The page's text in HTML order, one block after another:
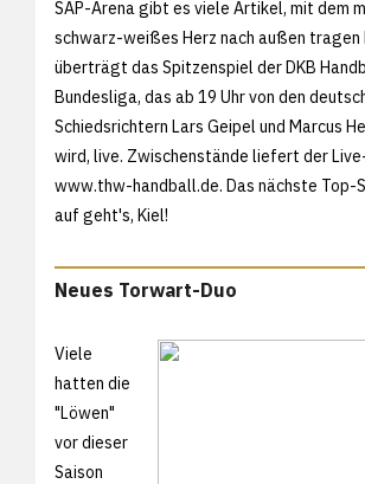
SAP-Arena gibt es viele Artikel, mit dem
schwarz-weißes Herz nach außen tragen
überträgt das Spitzenspiel der DKB
Bundesliga, das ab 19 Uhr von den
Schiedsrichtern Lars Geipel und Marcus
wird, live. Zwischenstände liefert der
www.thw-handball.de. Das nächste Top-
auf geht's, Kiel!
Neues Torwart-Duo
Viele
hatten die
"Löwen"
vor dieser
Saison